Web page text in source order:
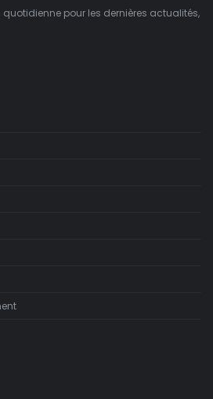
pour les dernières actualités,